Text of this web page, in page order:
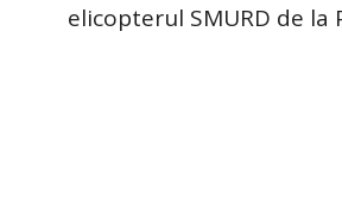
elicopterul SMURD de la